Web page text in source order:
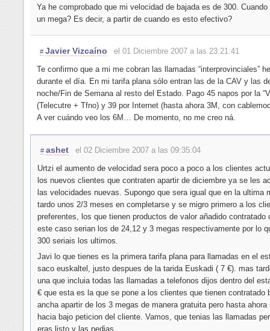
Ya he comprobado que mi velocidad de bajada es de 300. Cuando
un mega? Es decir, a partir de cuando es esto efectivo?
# Javier Vizcaíno
el 01 Diciembre 2007 a las 23:21:41
Te confirmo que a mi me cobran las llamadas “interprovinciales”
durante el día. En mi tarifa plana sólo entran las de la CAV y las
noche/Fin de Semana al resto del Estado. Pago 45 napos por la
(Telecutre + Tfno) y 39 por Internet (hasta ahora 3M, con
A ver cuándo veo los 6M… De momento, no me creo ná.
# ashet
el 02 Diciembre 2007 a las 09:35:04
Urtzi el aumento de velocidad sera poco a poco a los clientes
los nuevos clientes que contraten apartir de diciembre ya se les
las velocidades nuevas. Supongo que sera igual que en la ultima
tardo unos 2/3 meses en completarse y se migro primero a los
preferentes, los que tienen productos de valor añadido contratado
este caso serian los de 24,12 y 3 megas respectivamente por lo
300 seriais los ultimos.
Javi lo que tienes es la primera tarifa plana para llamadas en el
saco euskaltel, justo despues de la tarida Euskadi ( 7 €). mas
una que incluia todas las llamadas a telefonos dijos dentro del
€ que esta es la que se pone a los clientes que tienen contratado
ancha apartir de los 3 megas de manera gratuita pero hasta ahora
hacia bajo peticion del cliente. Vamos, que tenias las llamadas
eras listo y las pedias